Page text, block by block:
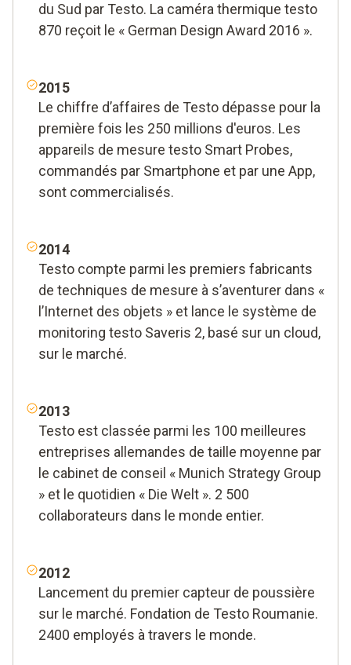
du Sud par Testo. La caméra thermique testo
870 reçoit le « German Design Award 2016 ».
2015
Le chiffre d’affaires de Testo dépasse pour la
première fois les 250 millions d'euros. Les
appareils de mesure testo Smart Probes,
commandés par Smartphone et par une App,
sont commercialisés.
2014
Testo compte parmi les premiers fabricants
de techniques de mesure à s’aventurer dans «
l’Internet des objets » et lance le système de
monitoring testo Saveris 2, basé sur un cloud,
sur le marché.
2013
Testo est classée parmi les 100 meilleures
entreprises allemandes de taille moyenne par
le cabinet de conseil « Munich Strategy Group
» et le quotidien « Die Welt ». 2 500
collaborateurs dans le monde entier.
2012
Lancement du premier capteur de poussière
sur le marché. Fondation de Testo Roumanie.
2400 employés à travers le monde.